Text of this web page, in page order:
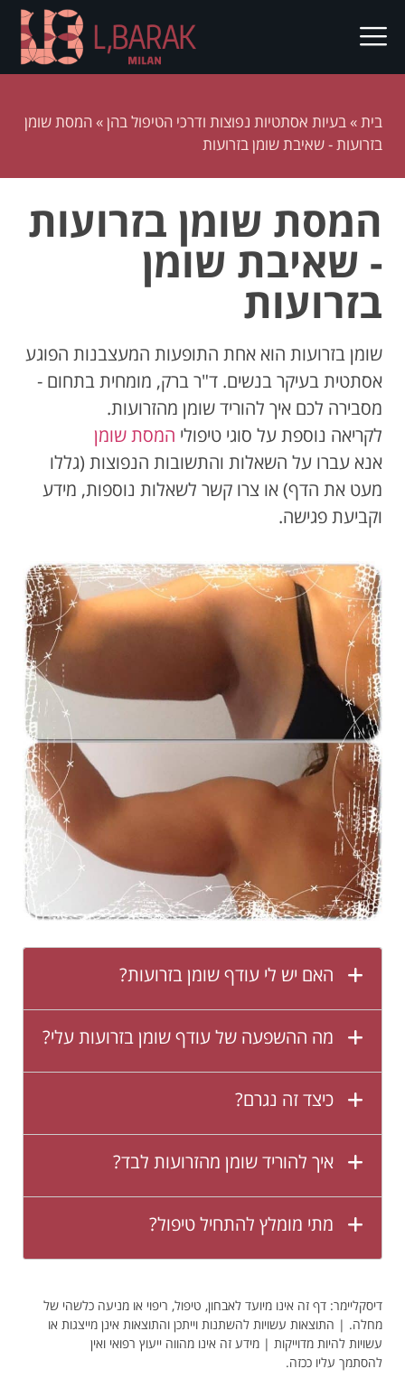
בית»בעיות אסתטיות נפוצות ודרכי הטיפול בהן»המסת שומן
בזרועות - שאיבת שומן בזרועות
המסת שומן בזרועות
- שאיבת שומן
בזרועות
שומן בזרועות הוא אחת התופעות המעצבנות הפוגע
אסתטית בעיקר בנשים. ד"ר ברק, מומחית בתחום -
מסבירה לכם איך להוריד שומן מהזרועות.
לקריאה נוספת על סוגי טיפולי המסת שומן
אנא עברו על השאלות והתשובות הנפוצות (גללו
מעט את הדף) או צרו קשר לשאלות נוספות, מידע
וקביעת פגישה.
האם יש לי עודף שומן בזרועות?
מה ההשפעה של עודף שומן בזרועות עלי?
כיצד זה נגרם?
איך להוריד שומן מהזרועות לבד?
מתי מומלץ להתחיל טיפול?
דיסקליימר: דף זה אינו מיועד לאבחון, טיפול, ריפוי או מניעה כלשהי של
מחלה. | התוצאות עשויות להשתנות וייתכן והתוצאות אינן מייצגות או
עשויות להיות מדוייקות | מידע זה אינו מהווה ייעוץ רפואי ואין
להסתמך עליו ככזה.